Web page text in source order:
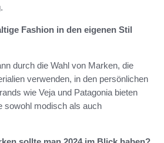
Fashion in den eigenen Stil
durch die Wahl von Marken, die
verwenden, in den persönlichen
wie Veja und Patagonia bieten
sowohl modisch als auch